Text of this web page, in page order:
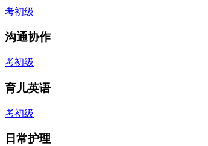
考初级
沟通协作
考初级
育儿英语
考初级
日常护理